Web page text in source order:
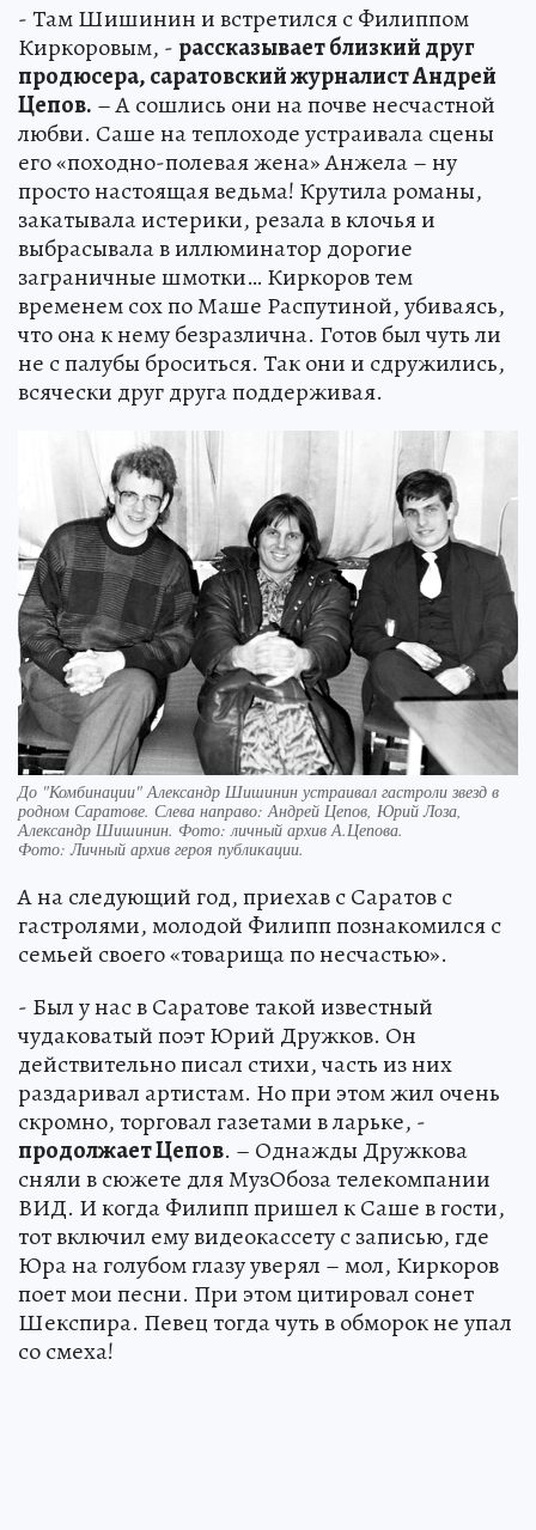
- Там Шишинин и встретился с Филиппом
Киркоровым, -рассказывает близкий друг
продюсера, саратовский журналист Андрей
Цепов. – А сошлись они на почве несчастной
любви. Саше на теплоходе устраивала сцены
его «походно-полевая жена» Анжела – ну
просто настоящая ведьма! Крутила романы,
закатывала истерики, резала в клочья и
выбрасывала в иллюминатор дорогие
заграничные шмотки… Киркоров тем
временем сох по Маше Распутиной, убиваясь,
что она к нему безразлична. Готов был чуть ли
не с палубы броситься. Так они и сдружились,
всячески друг друга поддерживая.
До "Комбинации" Александр Шишинин устраивал гастроли звезд в
родном Саратове. Слева направо: Андрей Цепов, Юрий Лоза,
Александр Шишинин. Фото: личный архив А.Цепова.
Фото:Личный архив героя публикации.
А на следующий год, приехав с Саратов с
гастролями, молодой Филипп познакомился с
семьей своего «товарища по несчастью».
- Был у нас в Саратове такой известный
чудаковатый поэт Юрий Дружков. Он
действительно писал стихи, часть из них
раздаривал артистам. Но при этом жил очень
скромно, торговал газетами в ларьке, -
продолжает Цепов. – Однажды Дружкова
сняли в сюжете для МузОбоза телекомпании
ВИД. И когда Филипп пришел к Саше в гости,
тот включил ему видеокассету с записью, где
Юра на голубом глазу уверял – мол, Киркоров
поет мои песни. При этом цитировал сонет
Шекспира. Певец тогда чуть в обморок не упал
со смеха!